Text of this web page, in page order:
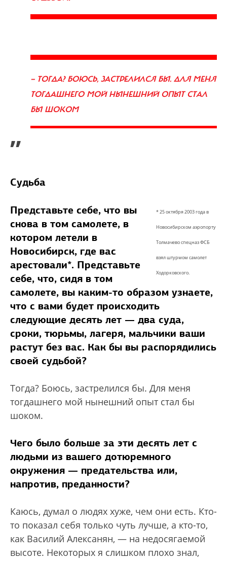
— ТОГДА? БОЮСЬ, ЗАСТРЕЛИЛСЯ БЫ. ДЛЯ МЕНЯ
ТОГДАШНЕГО МОЙ НЫНЕШНИЙ ОПЫТ СТАЛ
БЫ ШОКОМ
”
Судьба
* 25 октября 2003 года в
Новосибирском аэропорту
Толмачево спецназ ФСБ
взял штурмом самолет
Ходорковского.
Представьте себе, что вы
снова в том самолете, в
котором летели в
Новосибирск, где вас
арестовали*. Представьте
себе, что, сидя в том
самолете, вы каким-то образом узнаете,
что с вами будет происходить
следующие десять лет — два суда,
сроки, тюрьмы, лагеря, мальчики ваши
растут без вас. Как бы вы распорядились
своей судьбой?
Тогда? Боюсь, застрелился бы. Для меня
тогдашнего мой нынешний опыт стал бы
шоком.
Чего было больше за эти десять лет с
людьми из вашего дотюремного
окружения — предательства или,
напротив, преданности?
Каюсь, думал о людях хуже, чем они есть. Кто-
то показал себя только чуть лучше, а кто-то,
как Василий Алексанян, — на недосягаемой
высоте. Некоторых я слишком плохо знал,